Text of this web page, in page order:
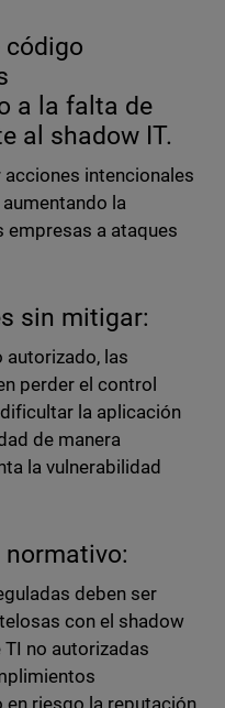
código
a la falta de
al shadow IT.
intencionales
la
a ataques
sin mitigar:
las
perder el control
la aplicación
de manera
la vulnerabilidad
normativo:
deben ser
con el shadow
TI no autorizadas